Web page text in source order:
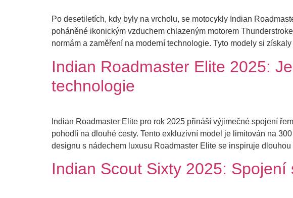
Po desetiletích, kdy byly na vrcholu, se motocykly Indian
poháněné ikonickým vzduchem chlazeným motorem
normám a zaměření na moderní technologie. Tyto modely si
Indian Roadmaster Elite 2025:
technologie
Indian Roadmaster Elite pro rok 2025 přináší výjimečné spojení
pohodlí na dlouhé cesty. Tento exkluzivní model je limitován na
designu s nádechem luxusu Roadmaster Elite se inspiruje
Indian Scout Sixty 2025: